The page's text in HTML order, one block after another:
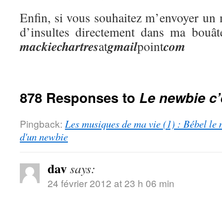
Enfin, si vous souhaitez m’envoyer
d’insultes directement dans ma
mackiechartresatgmailpointcom
878 Responses to Le newbie
Pingback: Les musiques de ma vie (1) : Bébel le
d'un newbie
davsays:
24 février 2012 at 23 h 06 min